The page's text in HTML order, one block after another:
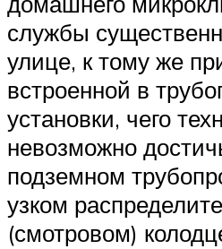
службы
улице, к тому же
встроенной в
установки, чего
невозможно
подземном
узком
(смотровом)